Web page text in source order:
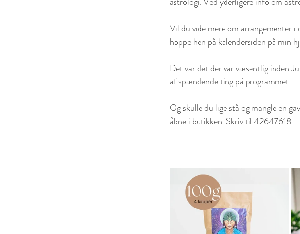
Vil du vide mere om arrangementer
hoppe hen på kalendersiden på min
Det var det der var væsentlig inden
af spændende ting på programmet.
Og skulle du lige stå og mangle en
åbne i butikken. Skriv til 42647618